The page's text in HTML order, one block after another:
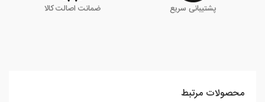
پشتیبانی سریع ضمانت اصالت کالا
محصولات مرتبط